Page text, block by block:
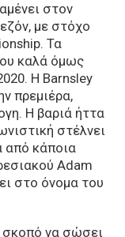
στον
με στόχο
Τα
καλά όμως
Η Barnsley
πρεμιέρα,
Η βαριά ήττα
στέλνει
από κάποια
Adam
στο όνομα του
σκοπό να σώσει